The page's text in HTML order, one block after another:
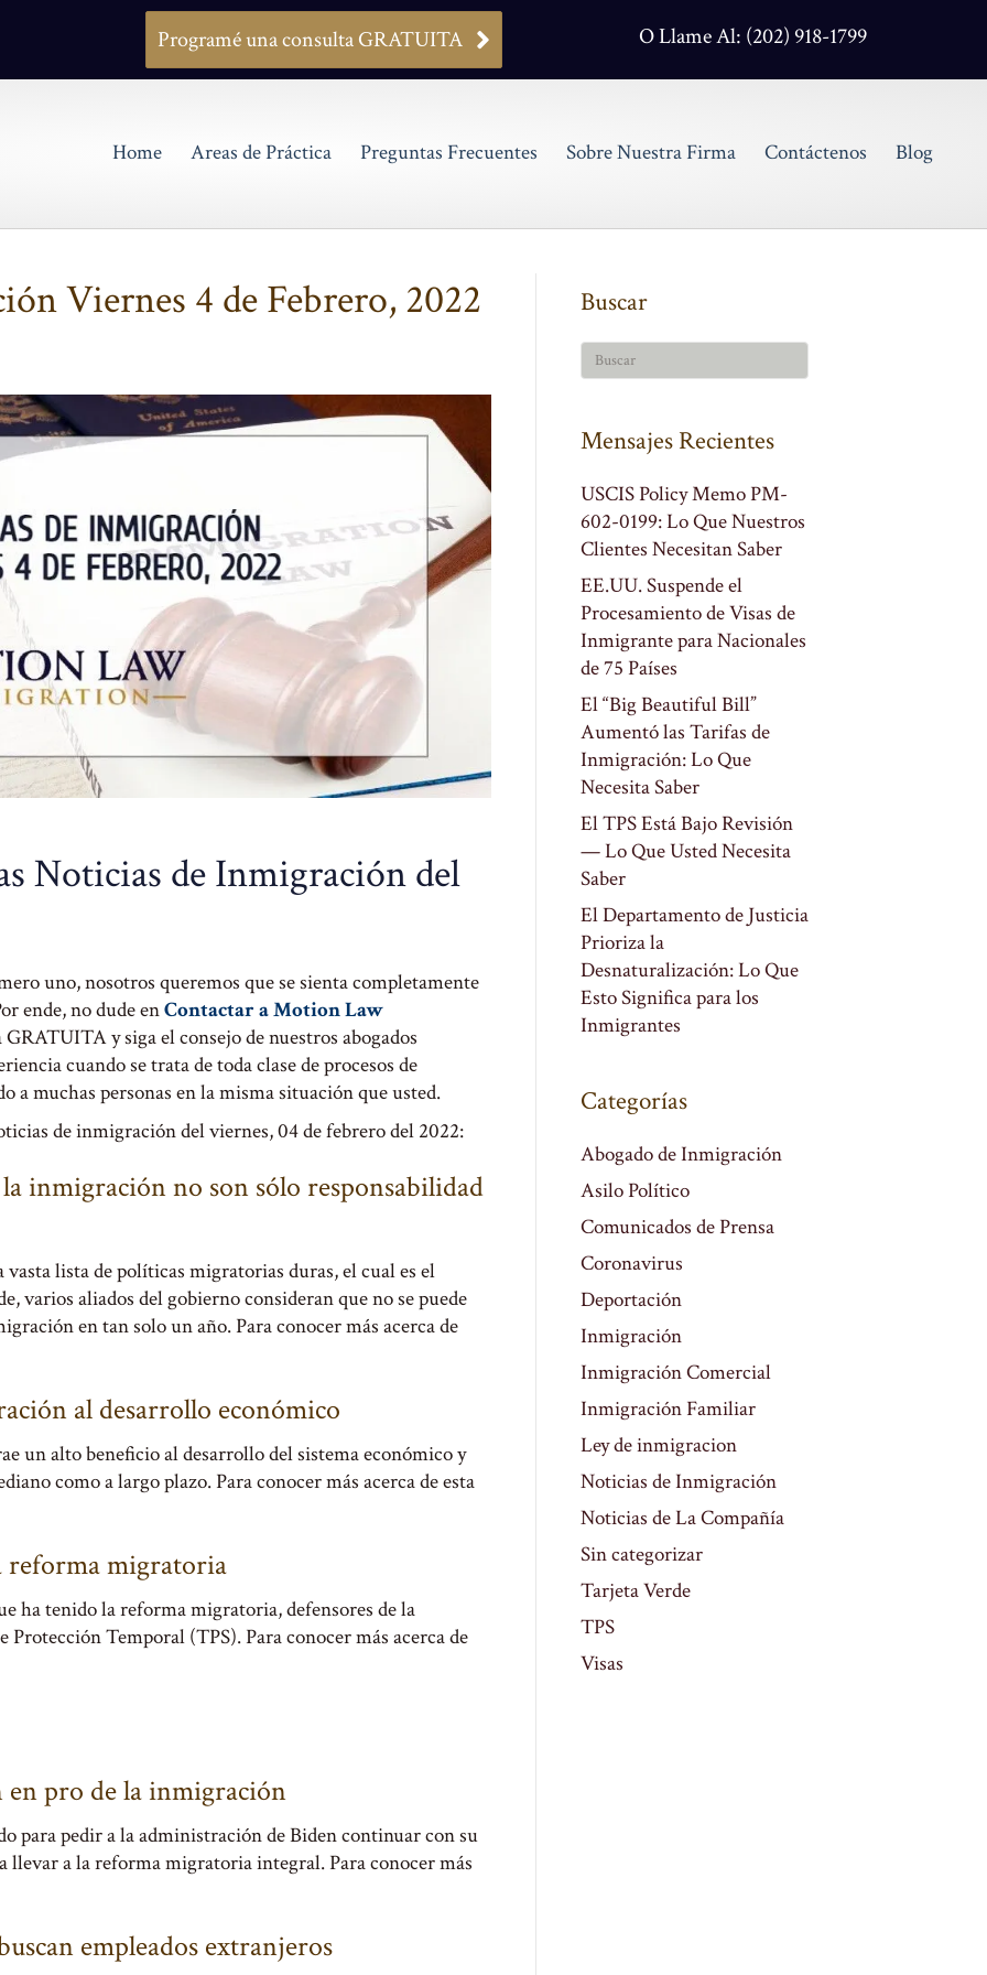
Programé una consulta GRATUITA O Llame Al: (202) 918-1799
Home Areas de Práctica Preguntas Frecuentes Sobre Nuestra Firma Contáctenos Blog
Viernes 4 de Febrero, 2022
Noticias de Inmigración del
uno, nosotros queremos que se sienta completamente
ende, no dude enContactar a Motion Law
y siga el consejo de nuestros abogados
cuando se trata de toda clase de procesos de
a muchas personas en la misma situación que usted.
de inmigración del viernes, 04 de febrero del 2022:
inmigración no son sólo responsabilidad
lista de políticas migratorias duras, el cual es el
varios aliados del gobierno consideran que no se puede
en tan solo un año. Para conocer más acerca de
al desarrollo económico
un alto beneficio al desarrollo del sistema económico y
como a largo plazo. Para conocer más acerca de esta
reforma migratoria
ha tenido la reforma migratoria, defensores de la
Temporal (TPS). Para conocer más acerca de
en pro de la inmigración
para pedir a la administración de Biden continuar con su
llevar a la reforma migratoria integral. Para conocer más
empleados extranjeros
Buscar
Mensajes Recientes
USCIS Policy Memo PM-
602-0199: Lo Que Nuestros
Clientes Necesitan Saber
EE.UU. Suspende el
Procesamiento de Visas de
Inmigrante para Nacionales
de 75 Países
El “Big Beautiful Bill”
Aumentó las Tarifas de
Inmigración: Lo Que
Necesita Saber
El TPS Está Bajo Revisión
— Lo Que Usted Necesita
Saber
El Departamento de Justicia
Prioriza la
Desnaturalización: Lo Que
Esto Significa para los
Inmigrantes
Categorías
Abogado de Inmigración
Asilo Político
Comunicados de Prensa
Coronavirus
Deportación
Inmigración
Inmigración Comercial
Inmigración Familiar
Ley de inmigracion
Noticias de Inmigración
Noticias de La Compañía
Sin categorizar
Tarjeta Verde
TPS
Visas